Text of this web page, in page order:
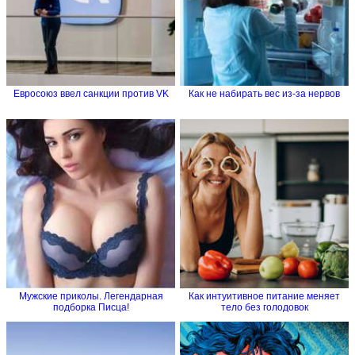
Евросоюз ввел санкции против VK Как не набирать вес из-за нервов
Мужские приколы. Легендарная
подборка Писца!
Как интуитивное питание меняет
тело без голодовок